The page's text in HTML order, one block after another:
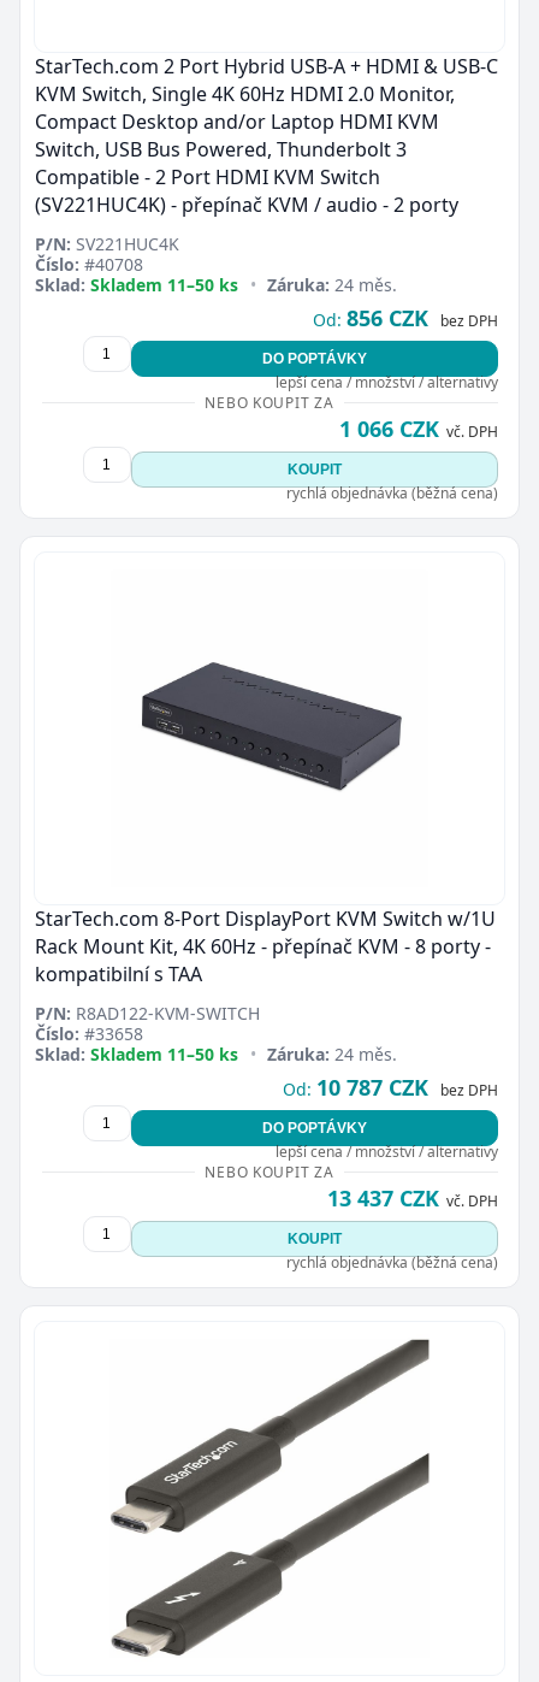
StarTech.com 2 Port Hybrid USB-A + HDMI & USB-C
KVM Switch, Single 4K 60Hz HDMI 2.0 Monitor,
Compact Desktop and/or Laptop HDMI KVM
Switch, USB Bus Powered, Thunderbolt 3
Compatible - 2 Port HDMI KVM Switch
(SV221HUC4K) - přepínač KVM / audio - 2 porty
P/N: SV221HUC4K
Číslo: #40708
Sklad: Skladem 11–50 ks • Záruka: 24 měs.
Od: 856 CZK bez DPH
DO POPTÁVKY
lepší cena / množství / alternativy
NEBO KOUPIT ZA
1 066 CZK vč. DPH
KOUPIT
rychlá objednávka (běžná cena)
StarTech.com 8-Port DisplayPort KVM Switch w/1U
Rack Mount Kit, 4K 60Hz - přepínač KVM - 8 porty -
kompatibilní s TAA
P/N: R8AD122-KVM-SWITCH
Číslo: #33658
Sklad: Skladem 11–50 ks • Záruka: 24 měs.
Od: 10 787 CZK bez DPH
DO POPTÁVKY
lepší cena / množství / alternativy
NEBO KOUPIT ZA
13 437 CZK vč. DPH
KOUPIT
rychlá objednávka (běžná cena)